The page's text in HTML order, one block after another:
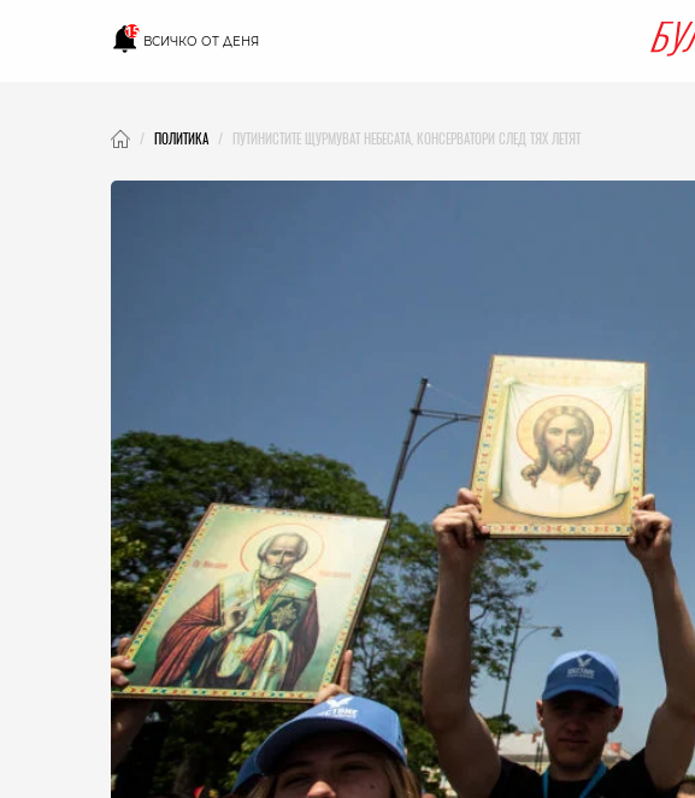
15
ВСИЧКО ОТ ДЕНЯ
ПОЛИТИКА ПУТИНИСТИТЕ ЩУРМУВАТ НЕБЕСАТА, КОНСЕРВАТОРИ СЛЕД ТЯХ ЛЕТЯТ